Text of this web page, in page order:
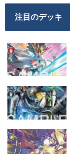
注目のデッキ